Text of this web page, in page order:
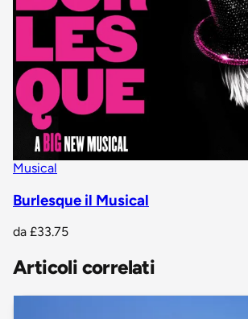
Musical
Burlesque il Musical
da £33.75
Articoli correlati